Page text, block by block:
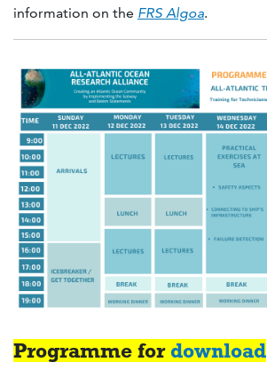
information on the FRS Algoa.
Programme fordownload